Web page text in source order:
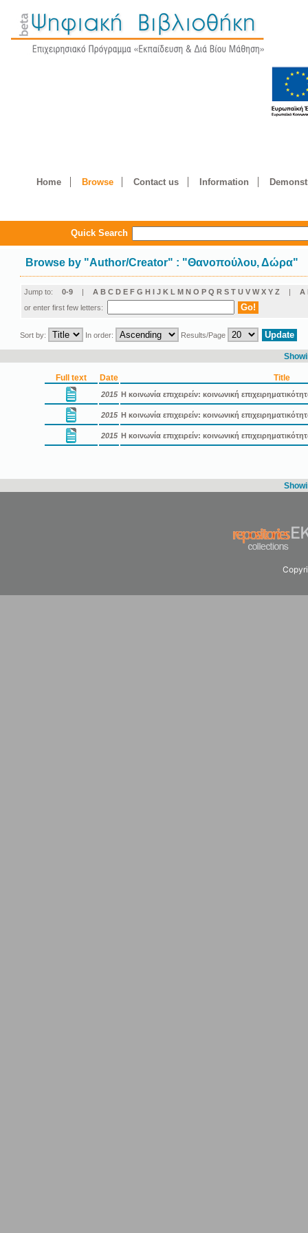
Home Browse Contact us Information
Quick Search
Browse by "Author/Creator" : "Θανοπούλου, Δώρα"
Jump to: 0-9 | A B C D E F G H I J K L M N O P Q R S T U V W X Y Z | Α
or enter first few letters:
Sort by: In order: Results/Page
Full text Date Title
2015 Η κοινωνία επιχειρείν: κοινωνική
2015 Η κοινωνία επιχειρείν: κοινωνική
2015 Η κοινωνία επιχειρείν: κοινωνική